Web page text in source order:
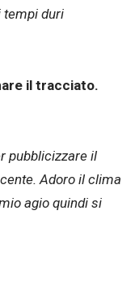
tempi duri
il tracciato.
pubblicizzare il
Adoro il clima
agio quindi si